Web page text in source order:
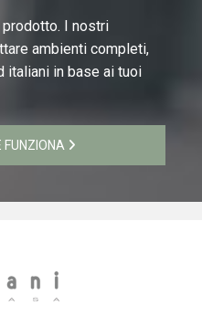
I nostri
ambienti completi,
italiani in base ai tuoi
FUNZIONA